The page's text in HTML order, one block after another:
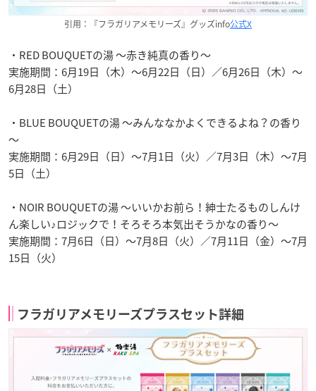
引用：『フラガリアメモリーズ』グッズinfo公式X
・RED BOUQUETの湯 ～赤き純真の香り～
実施期間：6月19日（木）～6月22日（日）／6月26日（木）～
6月28日（土）
・BLUE BOUQUETの湯 ～みんななかよくできるよね？の香り
～
実施期間：6月29日（日）～7月1日（火）／7月3日（木）～7月
5日（土）
・NOIR BOUQUETの湯 ～いいかお前ら！紳士たるものしんけ
ん楽しい♪ロジックで！そろそろ本気出そうかなの香り～
実施期間：7月6日（日）～7月8日（火）／7月11日（金）～7月
15日（火）
フラガリアメモリーズプラスセット詳細